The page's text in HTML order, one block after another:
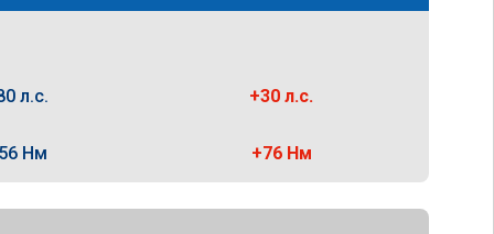
л.с. +30 л.с.
Нм +76 Нм